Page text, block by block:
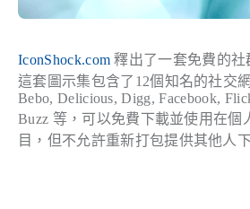
IconShock.com 釋出了一套免費的社
這套圖示集包含了12個知名的社交
Bebo, Delicious, Digg, Facebook,
Buzz 等，可以免費下載並使用在個
目，但不允許重新打包提供其他人